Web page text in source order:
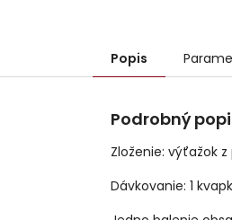
Popis
Podrobný
Zloženie: výťažok
Dávkovanie: 1